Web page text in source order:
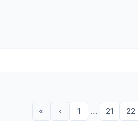
« ‹ 1 ... 21 22